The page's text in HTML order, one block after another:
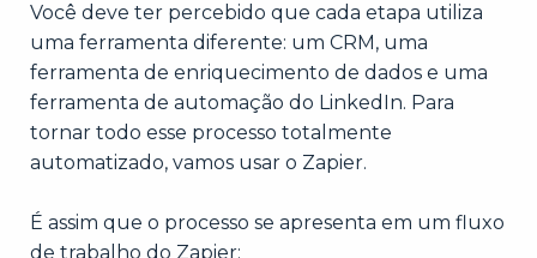
Você deve ter percebido que cada etapa utiliza
uma ferramenta diferente: um CRM, uma
ferramenta de enriquecimento de dados e uma
ferramenta de automação do LinkedIn. Para
tornar todo esse processo totalmente
automatizado, vamos usar o Zapier.
É assim que o processo se apresenta em um fluxo
de trabalho do Zapier: